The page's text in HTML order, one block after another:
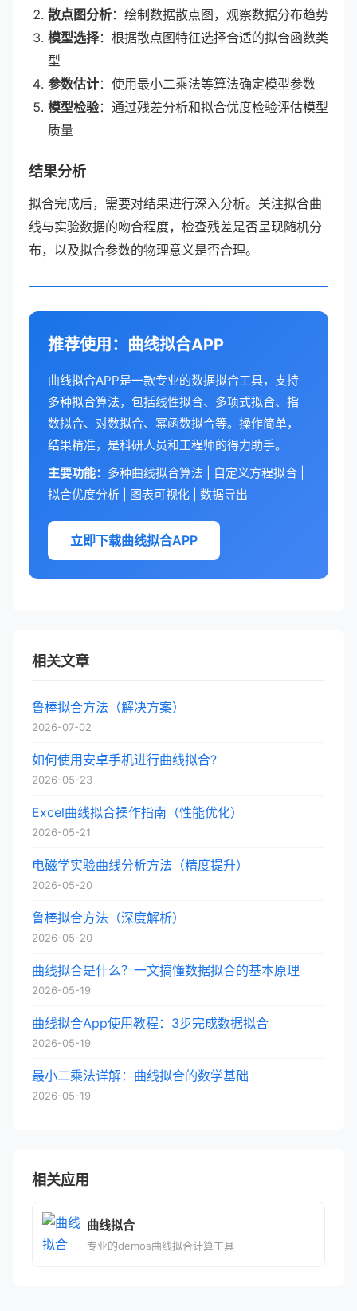
散点图分析：绘制数据散点图，观察数据分布趋势
模型选择：根据散点图特征选择合适的拟合函数类
型
参数估计：使用最小二乘法等算法确定模型参数
模型检验：通过残差分析和拟合优度检验评估模型
质量
结果分析
拟合完成后，需要对结果进行深入分析。关注拟合曲
线与实验数据的吻合程度，检查残差是否呈现随机分
布，以及拟合参数的物理意义是否合理。
推荐使用：曲线拟合APP
曲线拟合APP是一款专业的数据拟合工具，支持
多种拟合算法，包括线性拟合、多项式拟合、指
数拟合、对数拟合、幂函数拟合等。操作简单，
结果精准，是科研人员和工程师的得力助手。
主要功能： 多种曲线拟合算法 | 自定义方程拟合 |
拟合优度分析 | 图表可视化 | 数据导出
立即下载曲线拟合APP
相关文章
鲁棒拟合方法（解决方案）
2026-07-02
如何使用安卓手机进行曲线拟合?
2026-05-23
Excel曲线拟合操作指南（性能优化）
2026-05-21
电磁学实验曲线分析方法（精度提升）
2026-05-20
鲁棒拟合方法（深度解析）
2026-05-20
曲线拟合是什么？一文搞懂数据拟合的基本原理
2026-05-19
曲线拟合App使用教程：3步完成数据拟合
2026-05-19
最小二乘法详解：曲线拟合的数学基础
2026-05-19
相关应用
曲线拟合
专业的demos曲线拟合计算工具